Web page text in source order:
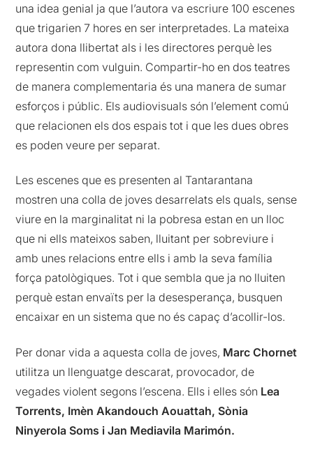
una idea genial ja que l’autora va escriure 100 escenes
que trigarien 7 hores en ser interpretades. La mateixa
autora dona llibertat als i les directores perquè les
representin com vulguin. Compartir-ho en dos teatres
de manera complementaria és una manera de sumar
esforços i públic. Els audiovisuals són l’element comú
que relacionen els dos espais tot i que les dues obres
es poden veure per separat.
Les escenes que es presenten al Tantarantana
mostren una colla de joves desarrelats els quals, sense
viure en la marginalitat ni la pobresa estan en un lloc
que ni ells mateixos saben, lluitant per sobreviure i
amb unes relacions entre ells i amb la seva família
força patològiques. Tot i que sembla que ja no lluiten
perquè estan envaïts per la desesperança, busquen
encaixar en un sistema que no és capaç d’acollir-los.
Per donar vida a aquesta colla de joves, Marc Chornet
utilitza un llenguatge descarat, provocador, de
vegades violent segons l’escena. Ells i elles són Lea
Torrents, Imèn Akandouch Aouattah, Sònia
Ninyerola Soms i Jan Mediavila Marimón.